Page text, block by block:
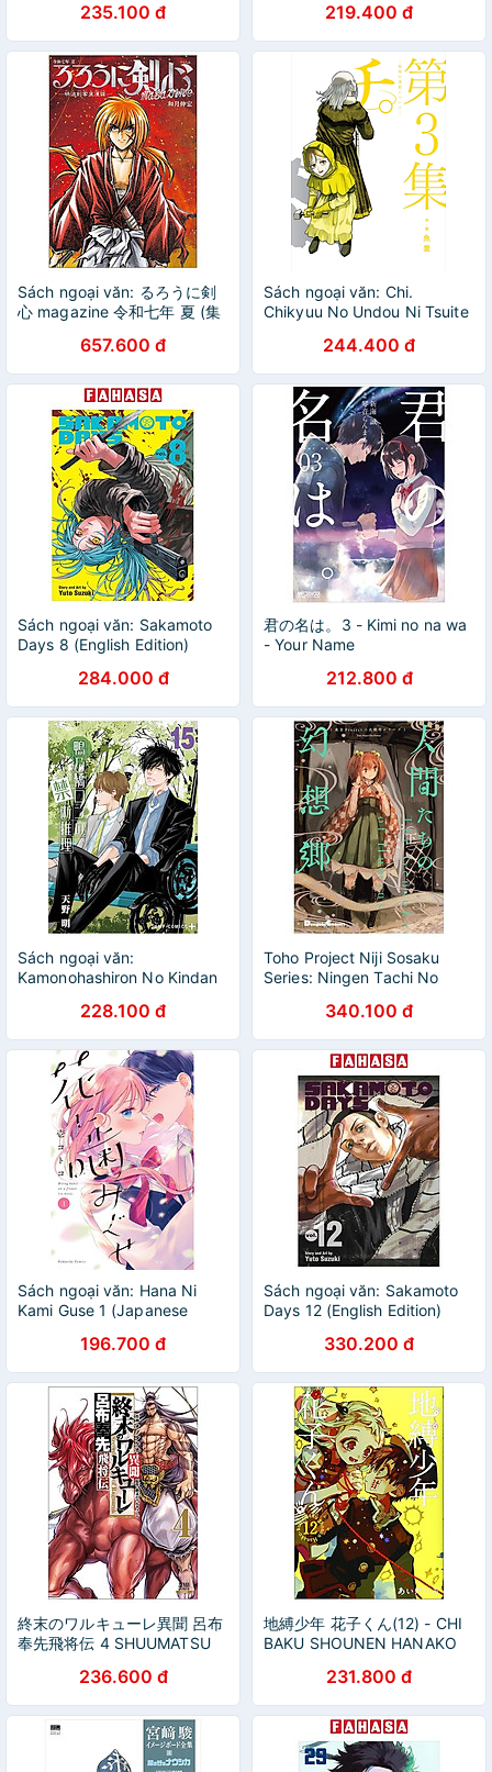
Shuumatsu No Valkyrie Lubu
- The Jack The Ripper Case
File 7
235.100 đ 219.400 đ
Sách ngoại văn: るろうに剣
心 magazine 令和七年 夏 (集
Nen Natsuru Rou Ni Kenshin
Ma
657.600 đ
Sách ngoại văn: Chi.
Chikyuu No Undou Ni Tsuite
244.400 đ
Sách ngoại văn: Sakamoto
Days 8 (English Edition)
284.000 đ
君の名は。3 - Kimi no na wa
- Your Name
212.800 đ
Sách ngoại văn:
Kamonohashiron No Kindan
Deranged Detective 15
(Japanese Edition)
228.100 đ
Toho Project Niji Sosaku
Series: Ningen Tachi No
(Japanese Edition)
340.100 đ
Sách ngoại văn: Hana Ni
Kami Guse 1 (Japanese
196.700 đ
Sách ngoại văn: Sakamoto
Days 12 (English Edition)
330.200 đ
終末のワルキューレ異聞 呂布
奉先飛将伝 4 SHUUMATSU
236.600 đ
地縛少年 花子くん(12) - CHI
BAKU SHOUNEN HANAKO
231.800 đ